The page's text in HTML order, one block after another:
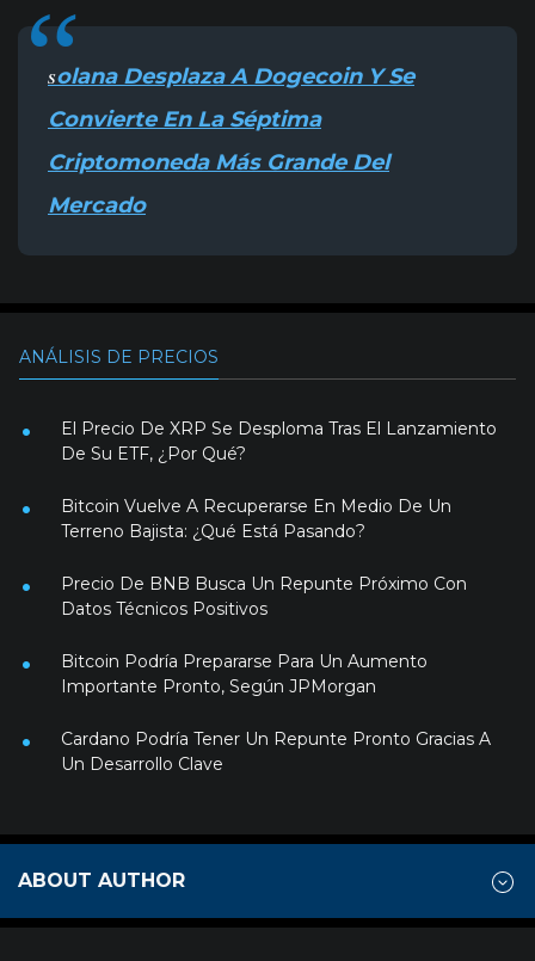
Solana Desplaza A Dogecoin Y Se
Convierte En La Séptima
Criptomoneda Más Grande Del
Mercado
ANÁLISIS DE PRECIOS
El Precio De XRP Se Desploma Tras El Lanzamiento
De Su ETF, ¿Por Qué?
Bitcoin Vuelve A Recuperarse En Medio De Un
Terreno Bajista: ¿Qué Está Pasando?
Precio De BNB Busca Un Repunte Próximo Con
Datos Técnicos Positivos
Bitcoin Podría Prepararse Para Un Aumento
Importante Pronto, Según JPMorgan
Cardano Podría Tener Un Repunte Pronto Gracias A
Un Desarrollo Clave
ABOUT AUTHOR